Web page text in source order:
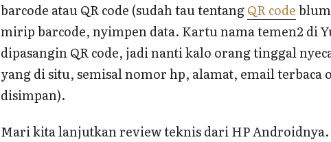
barcode atau QR code (sudah tau tentangQR code
mirip barcode, nyimpen data. Kartu nama temen2 di
dipasangin QR code, jadi nanti kalo orang tinggal
yang di situ, semisal nomor hp, alamat, email terbaca
disimpan).
Mari kita lanjutkan review teknis dari HP Androidnya.